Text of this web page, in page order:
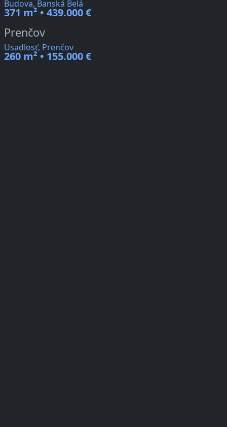
Budova, Banská Belá
371 m² • 439.000 €
Prenčov
Usadlosť, Prenčov
260 m² • 155.000 €